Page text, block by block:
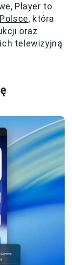
Player to
, która
oraz
telewizyjną